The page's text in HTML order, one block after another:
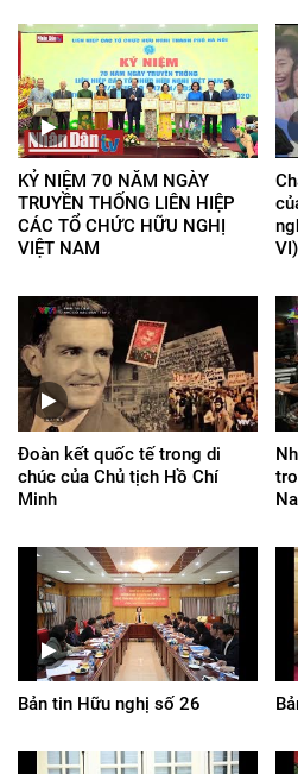
KỶ NIỆM 70 NĂM NGÀY
TRUYỀN THỐNG LIÊN HIỆP
CÁC TỔ CHỨC HỮU NGHỊ
VIỆT NAM
VI)
Đoàn kết quốc tế trong di
chúc của Chủ tịch Hồ Chí
Minh
Bản tin Hữu nghị số 26